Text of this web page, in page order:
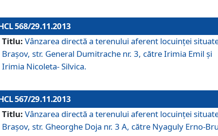
568/29.11.2013
Titlu: Vânzarea directă a terenului aferent locuinţei
Braşov, str. General Dumitrache nr. 3, către Irimia Emil şi
Irimia Nicoleta- Silvica.
567/29.11.2013
Titlu: Vânzarea directă a terenului aferent locuinţei
Braşov, str. Gheorghe Doja nr. 3 A, către Nyaguly Erno-